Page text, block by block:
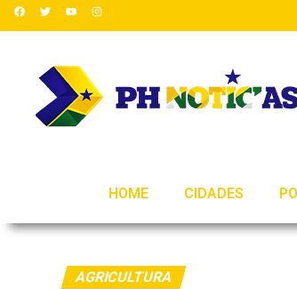
HOME CIDADES
AGRICULTURA